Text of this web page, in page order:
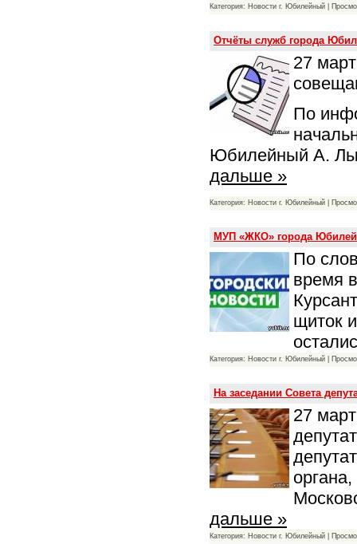
Категория: Новости г. Юбилейный |
Отчёты служб города
27
По
Юбилейный А.
дальше »
Категория: Новости г. Юбилейный |
МУП «ЖКО» города
По
время
щиток
Категория: Новости г. Юбилейный |
На заседании Совета
27
дальше »
Категория: Новости г. Юбилейный |